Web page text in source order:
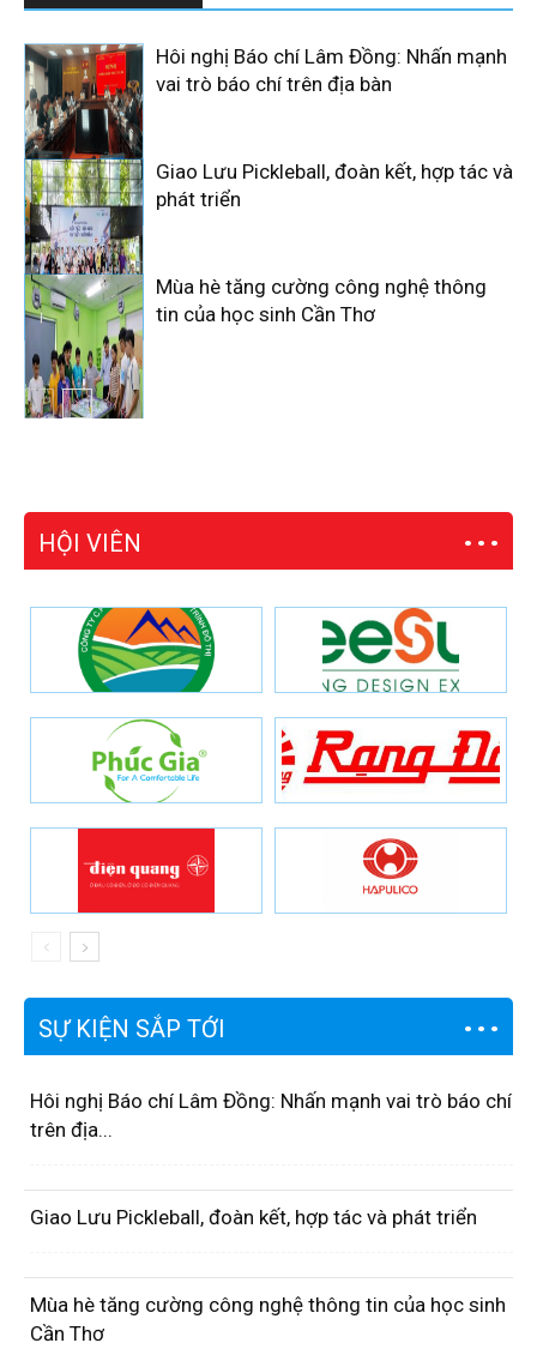
Hôi nghị Báo chí Lâm Đồng: Nhấn mạnh
vai trò báo chí trên địa bàn
Giao Lưu Pickleball, đoàn kết, hợp tác và
phát triển
Mùa hè tăng cường công nghệ thông
tin của học sinh Cần Thơ
HỘI VIÊN
SỰ KIỆN SẮP TỚI
Hôi nghị Báo chí Lâm Đồng: Nhấn mạnh vai trò báo chí
trên địa...
Giao Lưu Pickleball, đoàn kết, hợp tác và phát triển
Mùa hè tăng cường công nghệ thông tin của học sinh
Cần Thơ